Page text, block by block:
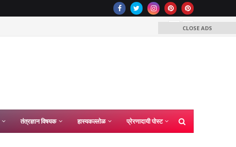
तंत्रज्ञान विषयक हास्यकल्लोळ प्रेरणादायी पोस्ट
CLOSE ADS